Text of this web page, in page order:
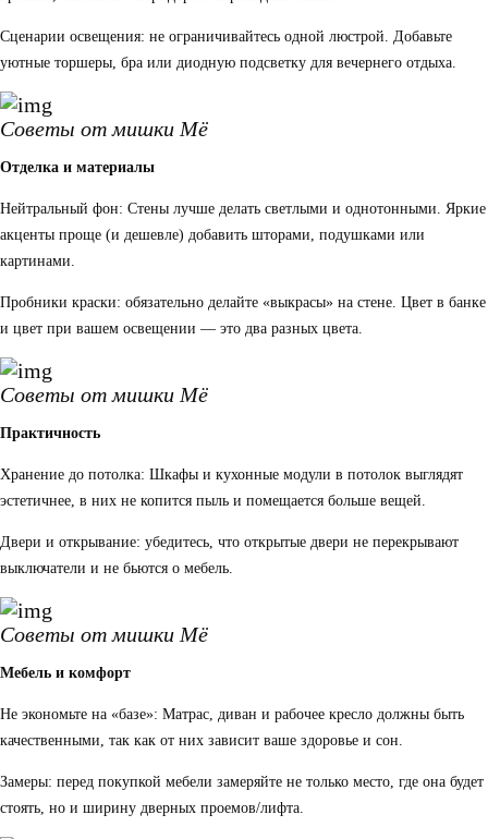
Сценарии освещения: не ограничивайтесь одной люстрой. Добавьте
уютные торшеры, бра или диодную подсветку для вечернего отдыха.
Советы от мишки Мё
Отделка и материалы
Нейтральный фон: Стены лучше делать светлыми и однотонными. Яркие
акценты проще (и дешевле) добавить шторами, подушками или
картинами.
Пробники краски: обязательно делайте «выкрасы» на стене. Цвет в банке
и цвет при вашем освещении — это два разных цвета.
Советы от мишки Мё
Практичность
Хранение до потолка: Шкафы и кухонные модули в потолок выглядят
эстетичнее, в них не копится пыль и помещается больше вещей.
Двери и открывание: убедитесь, что открытые двери не перекрывают
выключатели и не бьются о мебель.
Советы от мишки Мё
Мебель и комфорт
Не экономьте на «базе»: Матрас, диван и рабочее кресло должны быть
качественными, так как от них зависит ваше здоровье и сон.
Замеры: перед покупкой мебели замеряйте не только место, где она будет
стоять, но и ширину дверных проемов/лифта.